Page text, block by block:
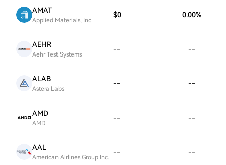
AMAT
Applied Materials, Inc.
$0 0.00%
AEHR
Aehr Test Systems
-- --
ALAB
Astera Labs
-- --
AMD
AMD
-- --
AAL
American Airlines Group Inc.
-- --